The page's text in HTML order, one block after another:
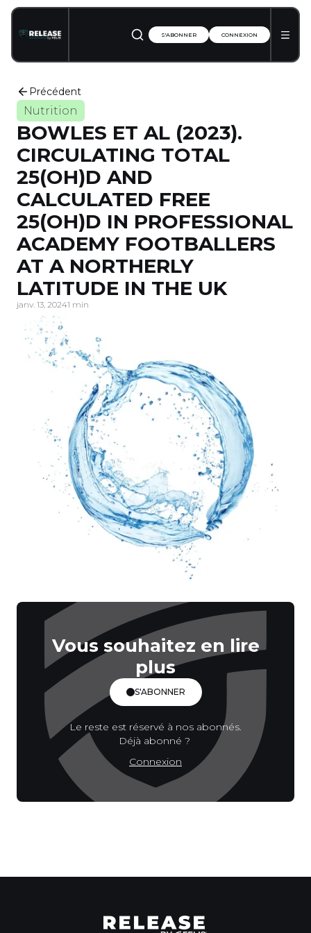
S'ABONNER CONNEXION
Précédent
Nutrition
BOWLES ET AL (2023).
CIRCULATING TOTAL
25(OH)D AND
CALCULATED FREE
25(OH)D IN PROFESSIONAL
ACADEMY FOOTBALLERS
AT A NORTHERLY
LATITUDE IN THE UK
janv. 13, 20241 min
Vous souhaitez en lire
plus
S'ABONNER
Le reste est réservé à nos abonnés.
Déjà abonné ?
Connexion